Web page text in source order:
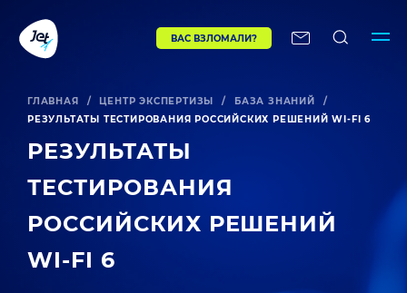
ВАС ВЗЛОМАЛИ?
ГЛАВНАЯ / ЦЕНТР ЭКСПЕРТИЗЫ / БАЗА ЗНАНИЙ
/
РЕЗУЛЬТАТЫ ТЕСТИРОВАНИЯ РОССИЙСКИХ РЕШЕНИЙ WI-FI 6
РЕЗУЛЬТАТЫ
ТЕСТИРОВАНИЯ
РОССИЙСКИХ РЕШЕНИЙ
WI-FI 6